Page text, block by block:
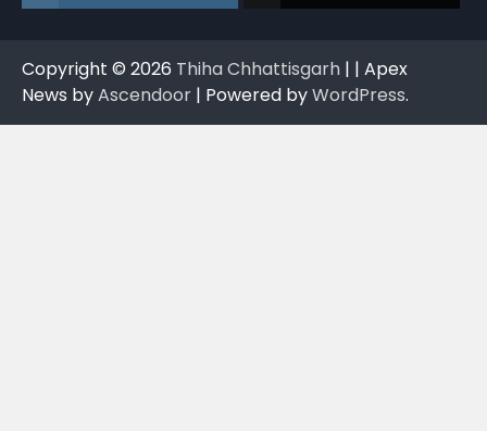
Copyright © 2026 Thiha Chhattisgarh | | Apex
News byAscendoor | Powered byWordPress.